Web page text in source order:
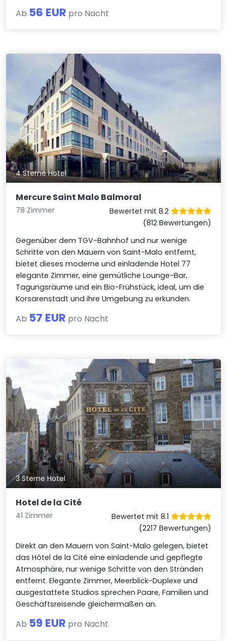
Ab 56 EUR pro Nacht
4 Sterne Hotel
Mercure Saint Malo Balmoral
78 Zimmer
Bewertet mit 8.2
(812 Bewertungen)
Gegenüber dem TGV-Bahnhof und nur wenige
Schritte von den Mauern von Saint-Malo entfernt,
bietet dieses moderne und einladende Hotel 77
elegante Zimmer, eine gemütliche Lounge-Bar,
Tagungsräume und ein Bio-Frühstück, ideal, um die
Korsarenstadt und ihre Umgebung zu erkunden.
Ab 57 EUR pro Nacht
3 Sterne Hotel
Hotel de la Cité
41 Zimmer
Bewertet mit 8.1
(2217 Bewertungen)
Direkt an den Mauern von Saint-Malo gelegen, bietet
das Hôtel de la Cité eine einladende und gepflegte
Atmosphäre, nur wenige Schritte von den Stränden
entfernt. Elegante Zimmer, Meerblick-Duplexe und
ausgestattete Studios sprechen Paare, Familien und
Geschäftsreisende gleichermaßen an.
Ab 59 EUR pro Nacht